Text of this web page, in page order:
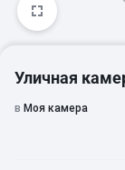
Уличная
в Моя камера